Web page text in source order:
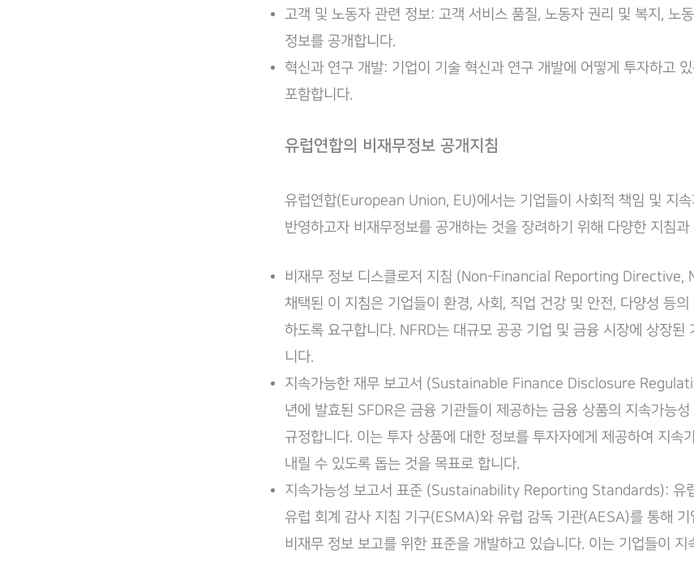
고객 및 노동자 관련 정보: 고객 서비스 품질, 노동자 권리 및 복지, 노
정보를 공개합니다.
혁신과 연구 개발: 기업이 기술 혁신과 연구 개발에 어떻게 투자하고
포함합니다.
유럽연합의 비재무정보 공개지침
유럽연합(European Union, EU)에서는 기업들이 사회적 책임 및 지
반영하고자 비재무정보를 공개하는 것을 장려하기 위해 다양한 지침과
비재무 정보 디스클로저 지침 (Non-Financial Reporting Directive,
채택된 이 지침은 기업들이 환경, 사회, 직업 건강 및 안전, 다양성 등
하도록 요구합니다. NFRD는 대규모 공공 기업 및 금융 시장에 상장된
니다.
지속가능한 재무 보고서 (Sustainable Finance Disclosure
년에 발효된 SFDR은 금융 기관들이 제공하는 금융 상품의 지속가능
규정합니다. 이는 투자 상품에 대한 정보를 투자자에게 제공하여 지속
내릴 수 있도록 돕는 것을 목표로 합니다.
지속가능성 보고서 표준 (Sustainability Reporting Standards): 유
유럽 회계 감사 지침 기구(ESMA)와 유럽 감독 기관(AESA)를 통해 기
비재무 정보 보고를 위한 표준을 개발하고 있습니다. 이는 기업들이 지